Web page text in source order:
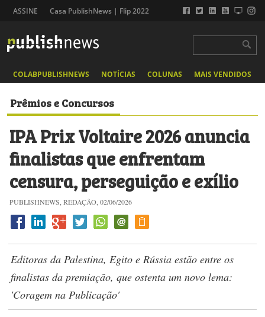
ASSINE Casa PublishNews | Flip 2022
COLABPUBLISHNEWS NOTÍCIAS COLUNAS MAIS VENDIDOS
Prêmios e Concursos
IPA Prix Voltaire 2026 anuncia
finalistas que enfrentam
censura, perseguição e exílio
PUBLISHNEWS, REDAÇÃO, 02/06/2026
Editoras da Palestina, Egito e Rússia estão entre os
finalistas da premiação, que ostenta um novo lema:
'Coragem na Publicação'